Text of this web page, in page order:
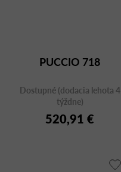
PUCCIO 718
Dostupné (dodacia lehota 4
týždne)
520,91 €